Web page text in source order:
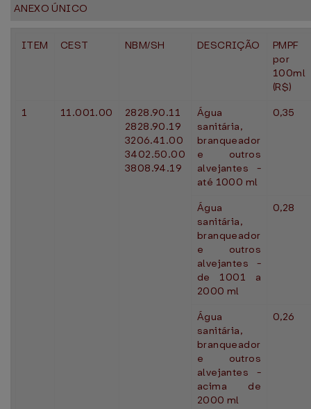
ANEXO ÚNICO
ITEM CEST NBM/SH DESCRIÇÃO
PMPF
por
100ml
(R$)
1
​11.001.00
2828.90.11
2828.90.19
3206.41.00
3402.50.00
3808.94.19​​
Água
sanitária,
branqueador
e outros
alvejantes -
até 1000 ml
0,35
​Água
sanitária,
branqueador
e outros
alvejantes -
de 1001 a
2000 ml
0,28
Água
sanitária,
branqueador
e outros
alvejantes -
acima de
2000 ml
0,26